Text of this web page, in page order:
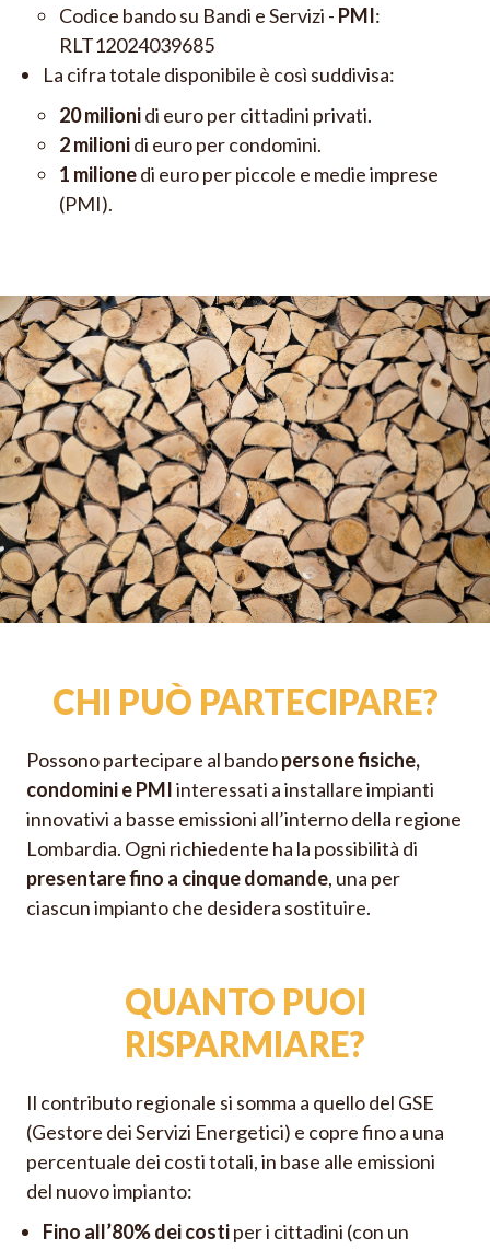
Codice bando su Bandi e Servizi - PMI:
RLT12024039685
La cifra totale disponibile è così suddivisa:
20 milionidi euro per cittadini privati.
2 milionidi euro per condomini.
1 milionedi euro per piccole e medie imprese
(PMI).
CHI PUÒ PARTECIPARE?
Possono partecipare al bandopersone fisiche,
condomini e PMIinteressati a installare impianti
innovativi a basse emissioni all’interno della regione
Lombardia. Ogni richiedente ha la possibilità di
presentare fino a cinque domande, una per
ciascun impianto che desidera sostituire.
QUANTO PUOI
RISPARMIARE?
Il contributo regionale si somma a quello del GSE
(Gestore dei Servizi Energetici) e copre fino a una
percentuale dei costi totali, in base alle emissioni
del nuovo impianto:
Fino all’80% dei costiper i cittadini (con un